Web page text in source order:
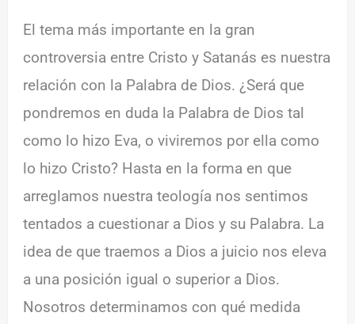
El tema más importante en la gran
controversia entre Cristo y Satanás es nuestra
relación con la Palabra de Dios. ¿Será que
pondremos en duda la Palabra de Dios tal
como lo hizo Eva, o viviremos por ella como
lo hizo Cristo? Hasta en la forma en que
arreglamos nuestra teología nos sentimos
tentados a cuestionar a Dios y su Palabra. La
idea de que traemos a Dios a juicio nos eleva
a una posición igual o superior a Dios.
Nosotros determinamos con qué medida